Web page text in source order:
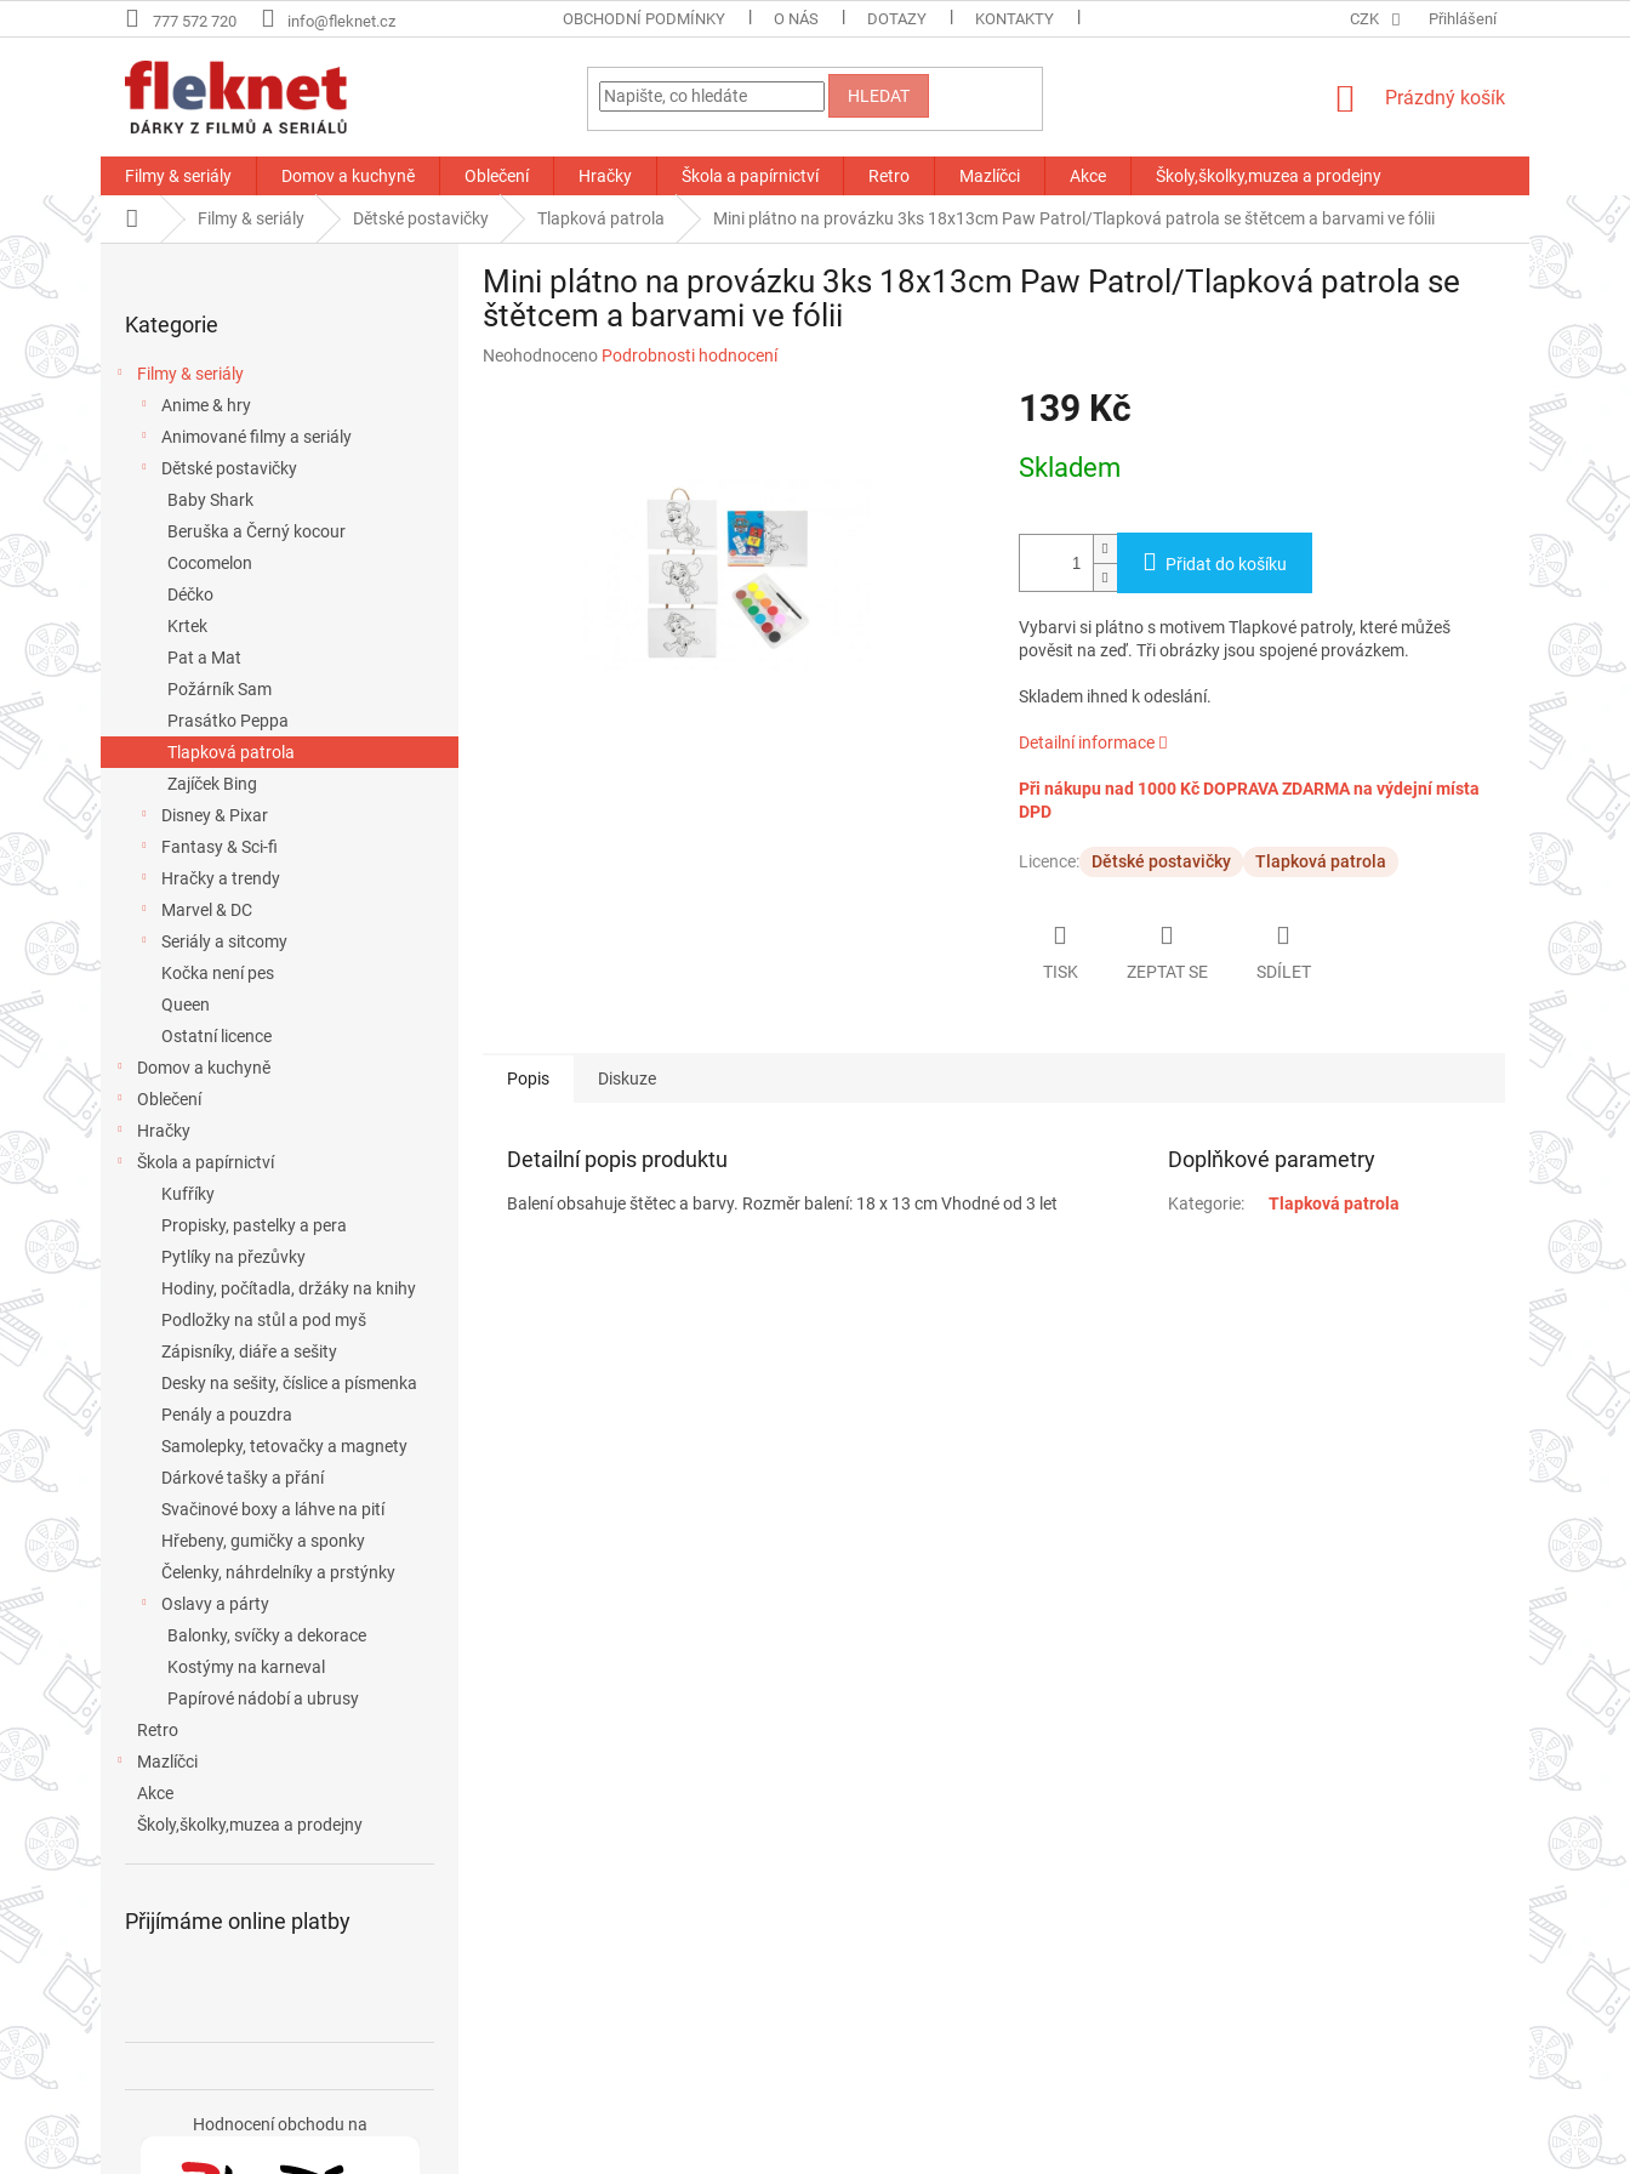
na
777 572 720 info@fleknet.cz OBCHODNÍ PODMÍNKY O NÁS DOTAZY KONTAKTY CZK Přihlášení
HLEDAT
NÁKUPNÍ
Prázdný košík
Filmy & seriály Domov a kuchyně Oblečení Hračky Škola a papírnictví Retro Mazlíčci Akce Školy,školky,muzea a prodejny
Domů Filmy & seriály Dětské postavičky Tlapková patrola Mini plátno na provázku 3ks 18x13cm Paw Patrol/Tlapková patrola se štětcem a barvami ve fólii
r
p
a
kategorie
Kategorie
Filmy & seriály
Anime & hry
Animované filmy a seriály
Dětské postavičky
Baby Shark
Beruška a Černý kocour
Cocomelon
Déčko
Krtek
Pat a Mat
Požárník Sam
Prasátko Peppa
Tlapková patrola
Zajíček Bing
Disney & Pixar
Fantasy & Sci-fi
Hračky a trendy
Marvel & DC
Seriály a sitcomy
Kočka není pes
Queen
Ostatní licence
Domov a kuchyně
Oblečení
Hračky
Škola a papírnictví
Kufříky
Propisky, pastelky a pera
Pytlíky na přezůvky
Hodiny, počítadla, držáky na knihy
Podložky na stůl a pod myš
Zápisníky, diáře a sešity
Desky na sešity, číslice a písmenka
Penály a pouzdra
Samolepky, tetovačky a magnety
Dárkové tašky a přání
Svačinové boxy a láhve na pití
Hřebeny, gumičky a sponky
Čelenky, náhrdelníky a prstýnky
Oslavy a párty
Balonky, svíčky a dekorace
Kostýmy na karneval
Papírové nádobí a ubrusy
Retro
Mazlíčci
Akce
Školy,školky,muzea a prodejny
Přijímáme online platby
Hodnocení obchodu na
Mini plátno na provázku 3ks 18x13cm Paw Patrol/Tlapková patrola se
štětcem a barvami ve fólii
Průměrné
Neohodnoceno Podrobnosti hodnocení
139 Kč
cena:
Skladem
Přidat do košíku
Vybarvi si plátno s motivem Tlapkové patroly, které můžeš
pověsit na zeď. Tři obrázky jsou spojené provázkem.
Skladem ihned k odeslání.
Detailní informace
Při nákupu nad 1000 Kč DOPRAVA ZDARMA na výdejní místa
DPD
Licence: Dětské postavičky Tlapková patrola
TISK ZEPTAT SE SDÍLET
Popis Diskuze
Detailní popis produktu
Balení obsahuje štětec a barvy. Rozměr balení: 18 x 13 cm Vhodné od 3 let
Doplňkové parametry
Kategorie: Tlapková patrola